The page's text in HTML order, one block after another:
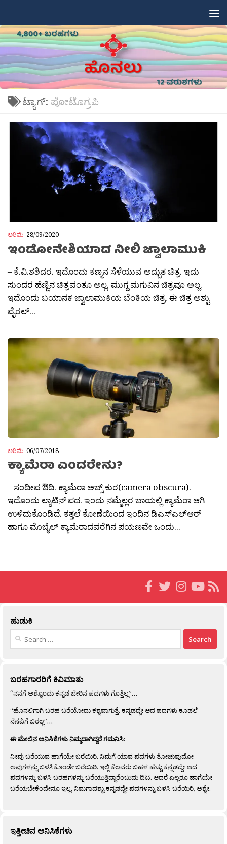
ಟ್ಯಾಗ್: ಪೋಟೊಗ್ರಪಿ
ಅರಿಮೆ 28/09/2020
ಇಂಡೋನೇಶಿಯಾದ ನೀಲಿ ಜ್ವಾಲಾಮುಕಿ
– ಕೆ.ವಿ.ಶಶಿದರ. ಇದೊಂದು ಕಣ್ಮನ ಸೆಳೆಯುವ ಅದ್ಬುತ ಚಿತ್ರ. ಇದು
ಸುಂದರ ಹೆಣ್ಣಿನ ಚಿತ್ರವಂತೂ ಅಲ್ಲ. ಮುಗ್ದ ಮಗುವಿನ ಚಿತ್ರವೂ ಅಲ್ಲ.
ಇದೊಂದು ಬಯಾನಕ ಜ್ವಾಲಾಮುಕಿಯ ಬೆಂಕಿಯ ಚಿತ್ರ. ಈ ಚಿತ್ರ ಅಶ್ಟು
ವೈರಲ್...
ಅರಿಮೆ 06/07/2018
ಕ್ಯಾಮೆರಾ ಎಂದರೇನು?
– ಸಂದೀಪ ಔದಿ. ಕ್ಯಾಮೆರಾ ಅಬ್ಸ್ ಕುರ(camera obscura).
ಇದೊಂದು ಲ್ಯಾಟಿನ್ ಪದ. ಇಂದು ನಮ್ಮೆಲ್ಲರ ಬಾಯಲ್ಲಿ ಕ್ಯಾಮೆರಾ ಆಗಿ
ಉಳಿದುಕೊಂಡಿದೆ. ಕತ್ತಲೆ ಕೋಣೆಯಿಂದ ಇಂದಿನ ಡಿಎಸ್‍ಎಲ್‍ಆರ್
ಹಾಗೂ ಮೊಬೈಲ್ ಕ್ಯಾಮೆರಾದವರೆಗಿನ ಪಯಣವೇ ಒಂದು...
ಹುಡುಕಿ
Search
ಬರಹಗಾರರಿಗೆ ಕಿವಿಮಾತು
“ನನಗೆ ಅಶ್ಟೊಂದು ಕನ್ನಡ ಬೇರಿನ ಪದಗಳು ಗೊತ್ತಿಲ್ಲ”…
“ಹೊನಲಿಗಾಗಿ ಬರಹ ಬರೆಯೋದು ಕಶ್ಟವಾಗುತ್ತೆ. ಕನ್ನಡದ್ದೇ ಆದ ಪದಗಳು ಕೂಡಲೆ
ನೆನಪಿಗೆ ಬರಲ್ಲ”…
ಈ ಮೇಲಿನ ಅನಿಸಿಕೆಗಳು ನಿಮ್ಮದಾಗಿದ್ದರೆ ಗಮನಿಸಿ:
ನೀವು ಬರೆಯುವ ಹಾಗೆಯೇ ಬರೆಯಿರಿ. ನಿಮಗೆ ಯಾವ ಪದಗಳು ತೋಚುವುದೋ
ಅವುಗಳನ್ನು ಬಳಸಿಕೊಂಡೇ ಬರೆಯಿರಿ. ಇಲ್ಲಿ ಕೆಲವರು ಬಹಳ ಹೆಚ್ಚು ಕನ್ನಡದ್ದೇ ಆದ
ಪದಗಳನ್ನು ಬಳಸಿ ಬರಹಗಳನ್ನು ಬರೆಯುತ್ತಿದ್ದಾರೆಂಬುದು ದಿಟ. ಆದರೆ ಎಲ್ಲರೂ ಹಾಗೆಯೇ
ಬರೆಯಬೇಕೆಂದೇನೂ ಇಲ್ಲ. ನಿಮಗಾದಶ್ಟು ಕನ್ನಡದ್ದೇ ಪದಗಳನ್ನು ಬಳಸಿ ಬರೆಯಿರಿ, ಅಶ್ಟೇ.
ಇತ್ತೀಚಿನ ಅನಿಸಿಕೆಗಳು